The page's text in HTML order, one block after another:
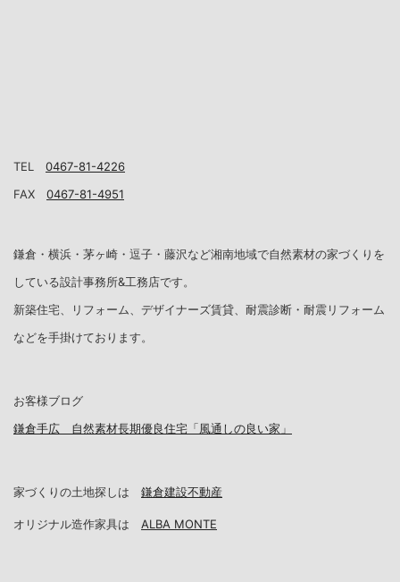
TEL 0467-81-4226
FAX 0467-81-4951
鎌倉・横浜・茅ヶ崎・逗子・藤沢など湘南地域で自然素材の家づくりを
している設計事務所&工務店です。
新築住宅、リフォーム、デザイナーズ賃貸、耐震診断・耐震リフォーム
などを手掛けております。
お客様ブログ
鎌倉手広 自然素材長期優良住宅「風通しの良い家」
家づくりの土地探しは 鎌倉建設不動産
オリジナル造作家具は ALBA MONTE